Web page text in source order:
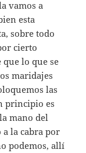
vamos a
esta
sobre todo
cierto
lo que se
maridajes
las
principio es
mano del
la cabra por
podemos, allí